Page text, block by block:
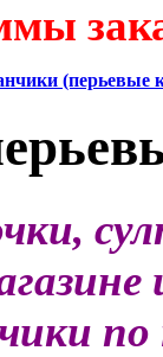
(перьевые